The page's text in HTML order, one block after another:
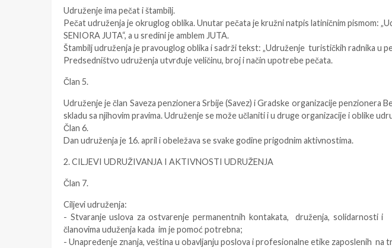
Udruženje ima pečat i štambilj.
Pečat udruženja je okruglog oblika. Unutar pečata je kružni natpis latiničnim pismom:
SENIORA JUTA“, a u sredini je amblem JUTA.
Štambilj udruženja je pravouglog oblika i sadrži tekst: „Udruženje turističkih radnika u
Predsedništvo udruženja utvrđuje veličinu, broj i način upotrebe pečata.
Član 5.
Udruženje je član Saveza penzionera Srbije (Savez) i Gradske organizacije penzionera
skladu sa njihovim pravima. Udruženje se može učlaniti i u druge organizacije i oblike
Član 6.
Dan udruženja je 16. april i obeležava se svake godine prigodnim aktivnostima.
2. CILJEVI UDRUŽIVANJA I AKTIVNOSTI UDRUŽENJA
Član 7.
Ciljevi udruženja:
- Stvaranje uslova za ostvarenje permanentnih kontakata, druženja, solidarnosti i
članovima uduženja kada im je pomoć potrebna;
- Unapređenje znanja, veština u obavljanju poslova i profesionalne etike zaposlenih na